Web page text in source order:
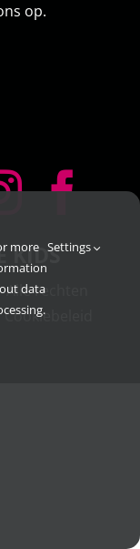
op.
KIDS
rechten
Cookiebeleid
more
data
Settings